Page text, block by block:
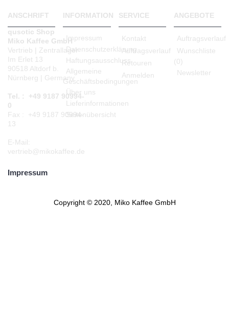
ANSCHRIFT
qusotic Shop
Miko Kaffee GmbH
Vertrieb | Zentrallager
Im Erlet 13
90518 Altdorf b.
Nürnberg | Germany
Tel. : +49 9187 90994-
0
Fax : +49 9187 90994-
13
E-Mail:
vertrieb@mikokaffee.de
INFORMATION
Impressum
Datenschutzerklärung
Haftungsausschluss
Allgemeine
Geschäftsbedingungen
Über uns
Lieferinformationen
Seitenübersicht
SERVICE
Kontakt
Auftragsverlauf
Retouren
Anmelden
ANGEBOTE
Auftragsverlauf
Wunschliste
(0)
Newsletter
Impressum
Copyright © 2020, Miko Kaffee GmbH